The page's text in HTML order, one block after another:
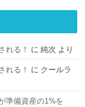
れる！ に純次 より
れる！ に クールラ
準備資産の1%を